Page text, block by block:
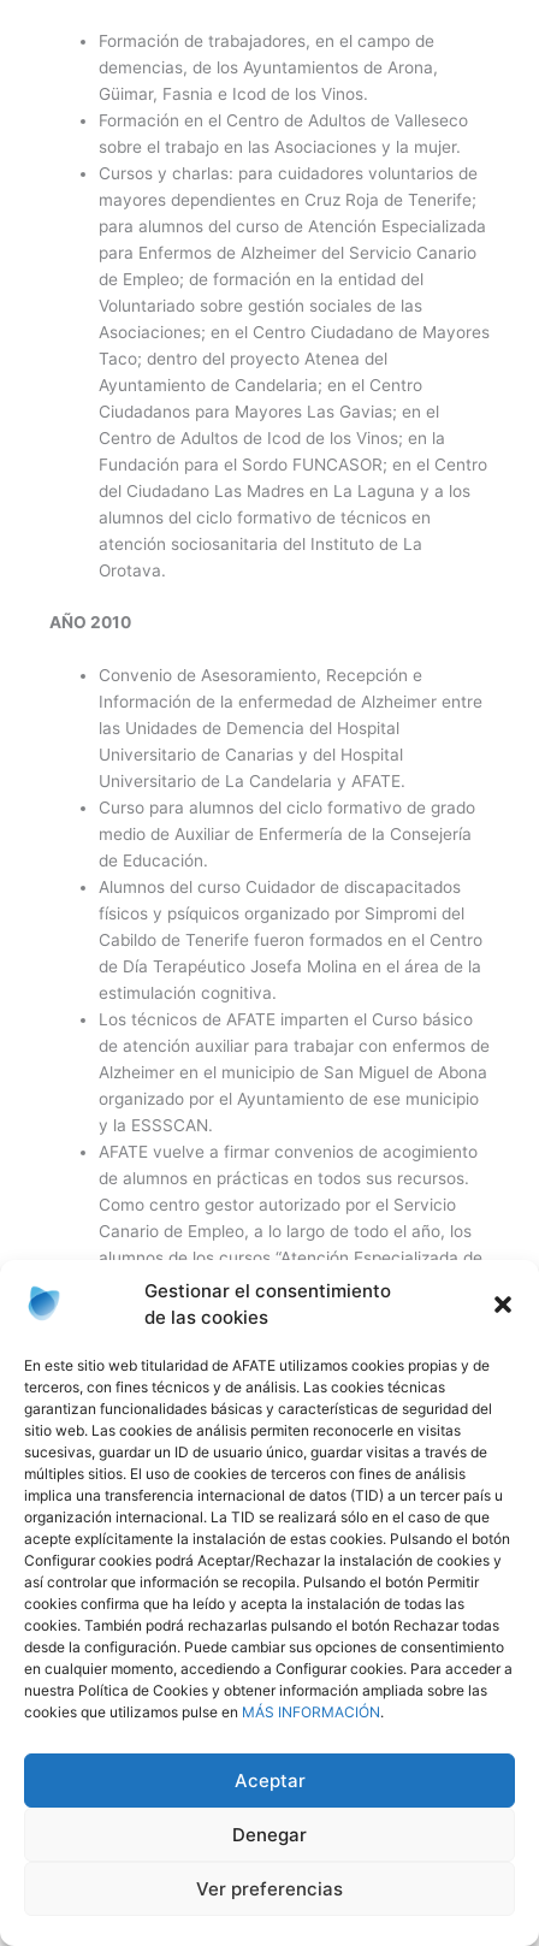
Gestionar el consentimiento
de las cookies
En este sitio web titularidad de AFATE utilizamos cookies propias y de
terceros, con fines técnicos y de análisis. Las cookies técnicas
garantizan funcionalidades básicas y características de seguridad del
sitio web. Las cookies de análisis permiten reconocerle en visitas
sucesivas, guardar un ID de usuario único, guardar visitas a través de
múltiples sitios. El uso de cookies de terceros con fines de análisis
implica una transferencia internacional de datos (TID) a un tercer país u
organización internacional. La TID se realizará sólo en el caso de que
acepte explícitamente la instalación de estas cookies. Pulsando el botón
Configurar cookies podrá Aceptar/Rechazar la instalación de cookies y
así controlar que información se recopila. Pulsando el botón Permitir
cookies confirma que ha leído y acepta la instalación de todas las
cookies. También podrá rechazarlas pulsando el botón Rechazar todas
desde la configuración. Puede cambiar sus opciones de consentimiento
en cualquier momento, accediendo a Configurar cookies. Para acceder a
nuestra Política de Cookies y obtener información ampliada sobre las
cookies que utilizamos pulse en MÁS INFORMACIÓN.
Aceptar
Denegar
Ver preferencias
Formación de trabajadores, en el campo de
demencias, de los Ayuntamientos de Arona,
Güimar, Fasnia e Icod de los Vinos.
Formación en el Centro de Adultos de Valleseco
sobre el trabajo en las Asociaciones y la mujer.
Cursos y charlas: para cuidadores voluntarios de
mayores dependientes en Cruz Roja de Tenerife;
para alumnos del curso de Atención Especializada
para Enfermos de Alzheimer del Servicio Canario
de Empleo; de formación en la entidad del
Voluntariado sobre gestión sociales de las
Asociaciones; en el Centro Ciudadano de Mayores
Taco; dentro del proyecto Atenea del
Ayuntamiento de Candelaria; en el Centro
Ciudadanos para Mayores Las Gavias; en el
Centro de Adultos de Icod de los Vinos; en la
Fundación para el Sordo FUNCASOR; en el Centro
del Ciudadano Las Madres en La Laguna y a los
alumnos del ciclo formativo de técnicos en
atención sociosanitaria del Instituto de La
Orotava.
AÑO 2010
Convenio de Asesoramiento, Recepción e
Información de la enfermedad de Alzheimer entre
las Unidades de Demencia del Hospital
Universitario de Canarias y del Hospital
Universitario de La Candelaria y AFATE.
Curso para alumnos del ciclo formativo de grado
medio de Auxiliar de Enfermería de la Consejería
de Educación.
Alumnos del curso Cuidador de discapacitados
físicos y psíquicos organizado por Simpromi del
Cabildo de Tenerife fueron formados en el Centro
de Día Terapéutico Josefa Molina en el área de la
estimulación cognitiva.
Los técnicos de AFATE imparten el Curso básico
de atención auxiliar para trabajar con enfermos de
Alzheimer en el municipio de San Miguel de Abona
organizado por el Ayuntamiento de ese municipio
y la ESSSCAN.
AFATE vuelve a firmar convenios de acogimiento
de alumnos en prácticas en todos sus recursos.
Como centro gestor autorizado por el Servicio
Canario de Empleo, a lo largo de todo el año, los
alumnos de los cursos “Atención Especializada de
Enfermos de Alzheimer” y “Auxiliar de Enfermería
en Geriatría”, del Ciclo Formativo de Técnico en
Educación, y de la entidad formativa de Cáritas
han pasado por nuestros centros recogiendo la
experiencia que necesitan para acreditar su
formación teórico/práctica.
Firma de convenios con la UNED y con el Taller de
Empleo “Santa Cruz Integra” del Ayuntamiento de
Santa Cruz de Tenerife.
Convenio de asesoramiento con Baobab, una
empresa de venta de artículos especializados que
desde este año cuenta con un apartado destinado
a familiares y cuidadores de personas
diagnosticadas de Alzheimer y material específico
de trabajo para éstos.
El 3 de noviembre, AFATE en colaboración con los
trabajadores en el que se pudieron ver los tres
cortometrajes ganadores del V concurso SNC Film
organizado en Madrid en julio del mismo año. Una
Aladro, expuso sus comentarios al respecto y